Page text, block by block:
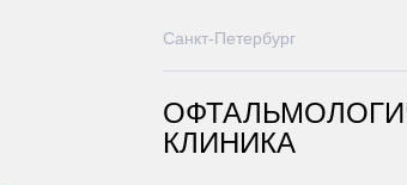
КЛИНИКА
Санкт-Петербург